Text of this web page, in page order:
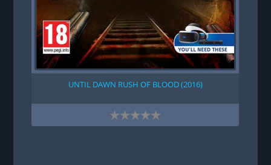
UNTIL DAWN RUSH OF BLOOD (2016)